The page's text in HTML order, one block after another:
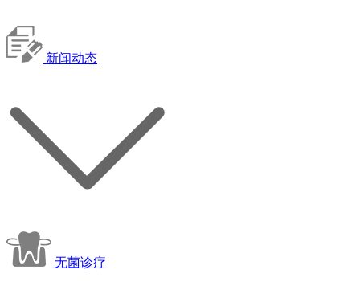
新闻动态
无菌诊疗